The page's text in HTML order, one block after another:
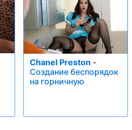
Chanel Preston -
Создание беспорядок
на горничную